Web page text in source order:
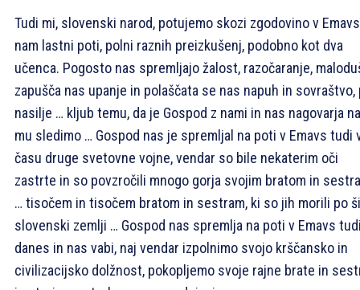
Tudi mi, slovenski narod, potujemo skozi zgodovino v
nam lastni poti, polni raznih preizkušenj, podobno kot dva
učenca. Pogosto nas spremljajo žalost, razočaranje,
zapušča nas upanje in polaščata se nas napuh in sovraštvo,
nasilje … kljub temu, da je Gospod z nami in nas nagovarja
mu sledimo … Gospod nas je spremljal na poti v Emavs tudi
času druge svetovne vojne, vendar so bile nekaterim oči
zastrte in so povzročili mnogo gorja svojim bratom in
… tisočem in tisočem bratom in sestram, ki so jih morili po
slovenski zemlji … Gospod nas spremlja na poti v Emavs
danes in nas vabi, naj vendar izpolnimo svojo krščansko in
civilizacijsko dolžnost, pokopljemo svoje rajne brate in